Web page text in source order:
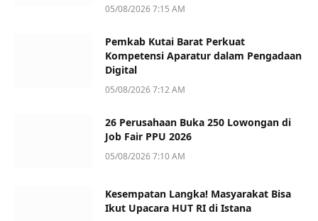
05/08/2026 7:15 AM
Pemkab Kutai Barat Perkuat
Kompetensi Aparatur dalam Pengadaan
Digital
05/08/2026 7:12 AM
26 Perusahaan Buka 250 Lowongan di
Job Fair PPU 2026
05/08/2026 7:10 AM
Kesempatan Langka! Masyarakat Bisa
Ikut Upacara HUT RI di Istana